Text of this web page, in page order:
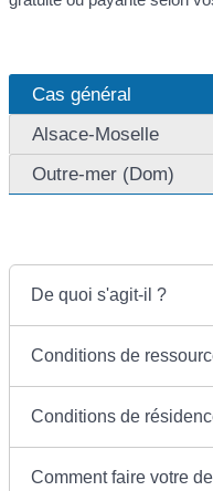
Cas général
Alsace-Moselle
Outre-mer (Dom)
De quoi s'agit-il ?
Conditions de
Conditions de
Comment faire votre